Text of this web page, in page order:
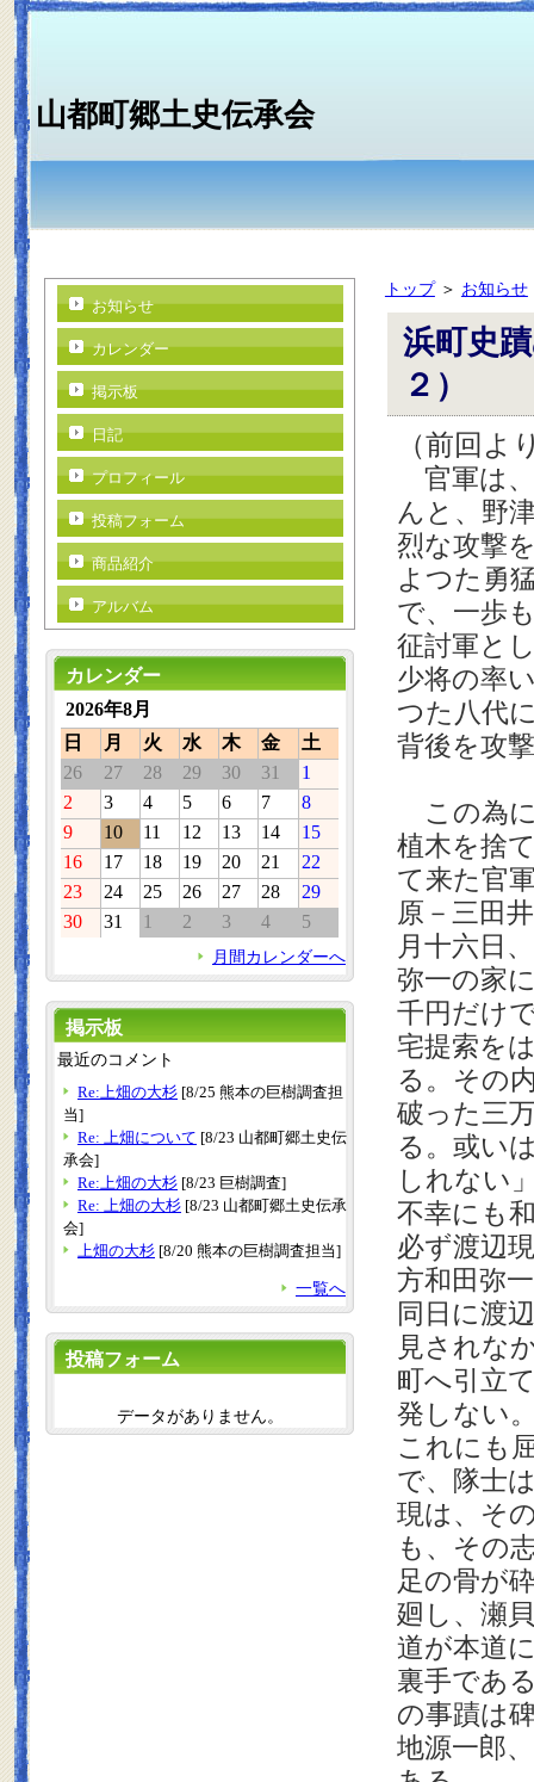
山都町郷土史伝承会
トップ＞ お知らせ
浜町史
２）
（前回よ
官軍は、
んと、野
烈な攻撃
よつた勇
で、一歩
征討軍と
少将の率
つた八代
背後を攻
この為に
植木を捨
て来た官
原－三田
月十六日
弥一の家
千円だけ
宅提索を
る。その
破った三
る。或い
しれない
不幸にも
必ず渡辺
方和田弥
同日に渡
見されな
町へ引立
発しない
これにも
で、隊士
現は、そ
も、その
足の骨が
廻し、瀬
道が本道
裏手であ
の事蹟は
地源一郎
お知らせ
カレンダー
掲示板
日記
プロフィール
投稿フォーム
商品紹介
アルバム
カレンダー
2026年8月
日
月 火 水 木 金
土
26
27 28 29 30 31
1
2
3 4 5 6 7
8
9
10 11 12 13 14
15
16
17 18 19 20 21
22
23
24 25 26 27 28
29
30
31 1 2 3 4 5
月間カレンダーへ
掲示板
最近のコメント
Re:上畑の大杉 [8/25 熊本の巨樹調査担
当]
Re: 上畑について [8/23 山都町郷土史伝
承会]
Re:上畑の大杉 [8/23 巨樹調査]
Re: 上畑の大杉 [8/23 山都町郷土史伝承
会]
上畑の大杉 [8/20 熊本の巨樹調査担当]
一覧へ
投稿フォーム
データがありません。